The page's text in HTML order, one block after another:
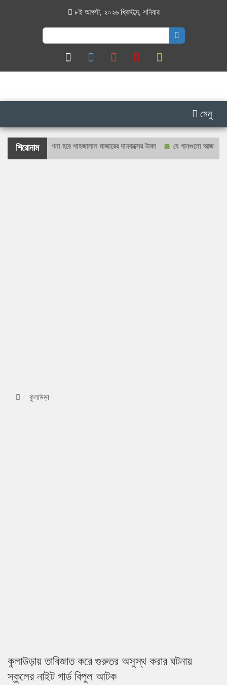
৮ই আগস্ট, ২০২৬ খ্রিস্টাব্দ, শনিবার
Search
for:
মেনু
শিরোনাম
প্রকাশ্যে গণনা হবে শাহজালাল মাজারের দানবাক্সের টাকা যে গানগুলো আজও ফিরিয়ে
কুলাউড়া
কুলাউড়ায় তাবিজাত করে গুরুতর অসুস্থ করার ঘটনায়
স্কুলের নাইট গার্ড বিপুল আটক